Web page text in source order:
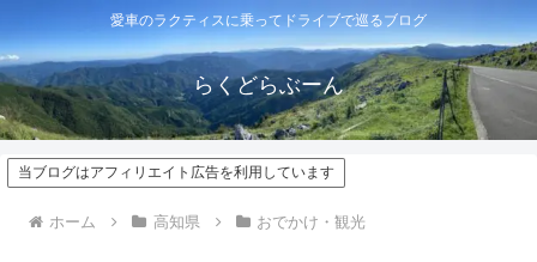
愛車のラクティスに乗ってドライブで巡るブログ
らくどらぶーん
当ブログはアフィリエイト広告を利用しています
ホーム 高知県 おでかけ・観光